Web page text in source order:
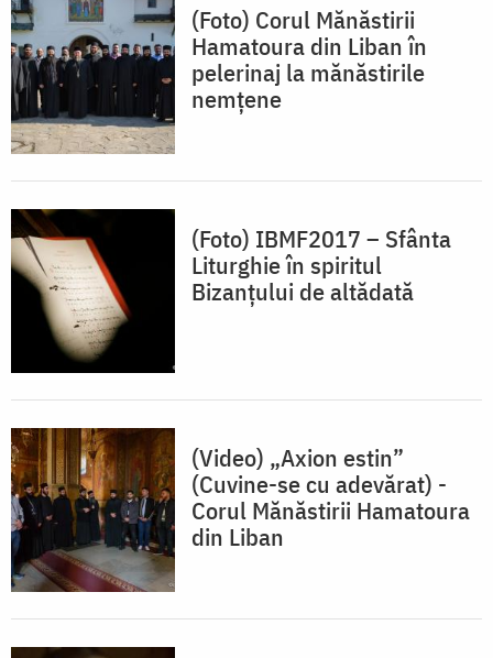
(Foto) Corul Mănăstirii
Hamatoura din Liban în
pelerinaj la mănăstirile
nemţene
(Foto) IBMF2017 – Sfânta
Liturghie în spiritul
Bizanțului de altădată
(Video) „Axion estin”
(Cuvine-se cu adevărat) -
Corul Mănăstirii Hamatoura
din Liban